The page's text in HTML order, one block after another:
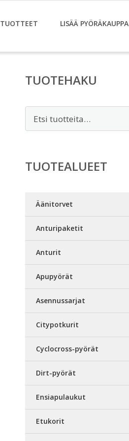
TUOTTEET LISÄÄ PYÖRÄKAUPPA
TUOTEHAKU
TUOTEALUEET
Äänitorvet
Anturipaketit
Anturit
Apupyörät
Asennussarjat
Citypotkurit
Cyclocross-pyörät
Dirt-pyörät
Ensiapulaukut
Etukorit